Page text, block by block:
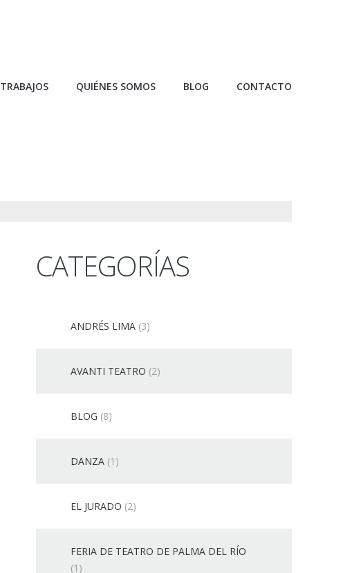
TRABAJOS QUIÉNES SOMOS BLOG CONTACTO
CATEGORÍAS
ANDRÉS LIMA (3)
AVANTI TEATRO (2)
BLOG (8)
DANZA (1)
EL JURADO (2)
FERIA DE TEATRO DE PALMA DEL RÍO
(1)